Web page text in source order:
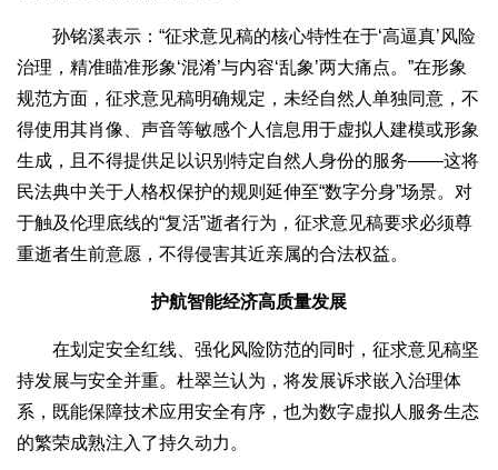
孙铭溪表示：“征求意见稿的核心特性在于‘高逼真’风险
治理，精准瞄准形象‘混淆’与内容‘乱象’两大痛点。”在形象
规范方面，征求意见稿明确规定，未经自然人单独同意，不
得使用其肖像、声音等敏感个人信息用于虚拟人建模或形象
生成，且不得提供足以识别特定自然人身份的服务——这将
民法典中关于人格权保护的规则延伸至“数字分身”场景。对
于触及伦理底线的“复活”逝者行为，征求意见稿要求必须尊
重逝者生前意愿，不得侵害其近亲属的合法权益。
护航智能经济高质量发展
在划定安全红线、强化风险防范的同时，征求意见稿坚
持发展与安全并重。杜翠兰认为，将发展诉求嵌入治理体
系，既能保障技术应用安全有序，也为数字虚拟人服务生态
的繁荣成熟注入了持久动力。